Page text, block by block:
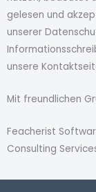
gelesen und
unserer
unsere
Mit freundlichen
Feacherist
Consulting